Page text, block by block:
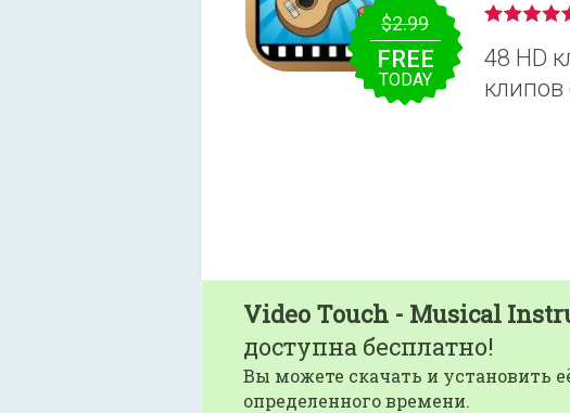
$2.99
FREE
TODAY
48 HD
Video Touch - Musical
доступна бесплатно!
Вы можете скачать и установить
определенного времени.